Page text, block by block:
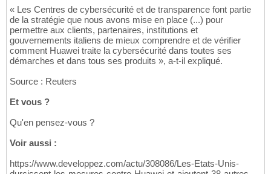
« Les Centres de cybersécurité et de transparence font partie
de la stratégie que nous avons mise en place (...) pour
permettre aux clients, partenaires, institutions et
gouvernements italiens de mieux comprendre et de vérifier
comment Huawei traite la cybersécurité dans toutes ses
démarches et dans tous ses produits », a-t-il expliqué.
Source : Reuters
Et vous ?
Qu'en pensez-vous ?
Voir aussi :
https://www.developpez.com/actu/308086/Les-Etats-Unis-